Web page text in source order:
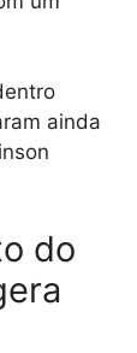
ainda
do